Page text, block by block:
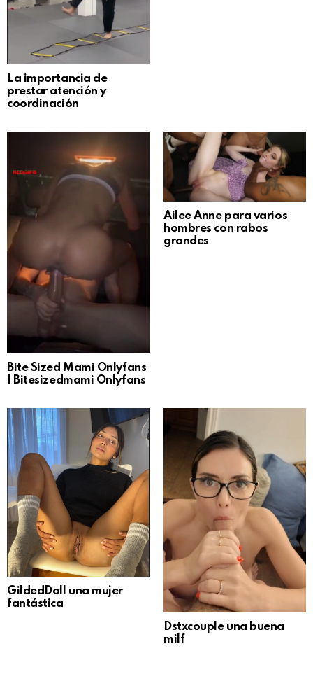
La importancia de
prestar atención y
coordinación
Bite Sized Mami Onlyfans
| Bitesizedmami Onlyfans
Ailee Anne para varios
hombres con rabos
grandes
GildedDoll una mujer
fantástica
Dstxcouple una buena
milf